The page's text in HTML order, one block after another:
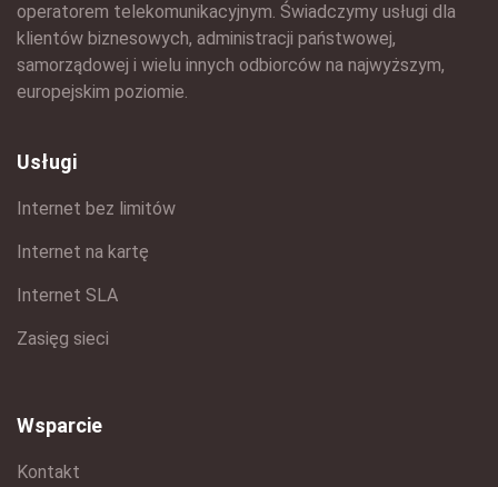
operatorem telekomunikacyjnym. Świadczymy usługi dla
klientów biznesowych, administracji państwowej,
samorządowej i wielu innych odbiorców na najwyższym,
europejskim poziomie.
Usługi
Internet bez limitów
Internet na kartę
Internet SLA
Zasięg sieci
Wsparcie
Kontakt